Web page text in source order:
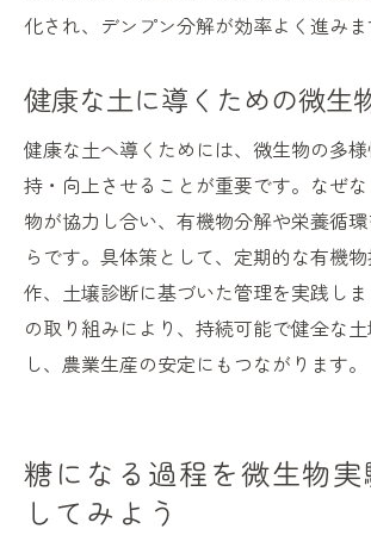
化され、デンプン分解が効率よく進みま
健康な土に導くための微生
健康な土へ導くためには、微生物の多
持・向上させることが重要です。なぜ
物が協力し合い、有機物分解や栄養循
らです。具体策として、定期的な有機
作、土壌診断に基づいた管理を実践し
の取り組みにより、持続可能で健全な
し、農業生産の安定にもつながります。
糖になる過程を微生物
してみよう